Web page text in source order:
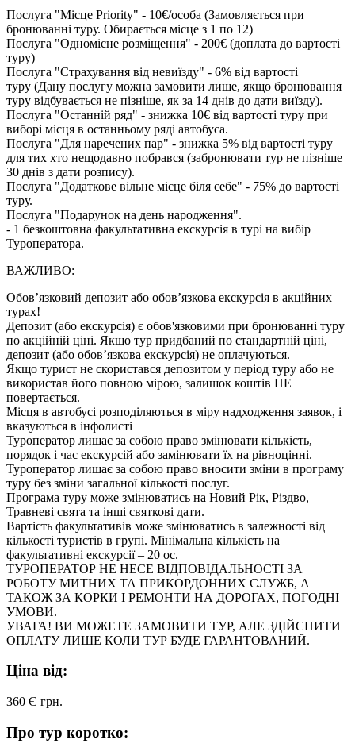
Послуга "Місце Priority" - 10€/особа (Замовляється при
бронюванні туру. Обирається місце з 1 по 12)
Послуга "Одномісне розміщення" - 200€ (доплата до вартості
туру)
Послуга "Страхування від невиїзду" - 6% від вартості
туру (Дану послугу можна замовити лише, якщо бронювання
туру відбувається не пізніше, як за 14 днів до дати виїзду).
Послуга "Останній ряд" - знижка 10€ від вартості туру при
виборі місця в останньому ряді автобуса.
Послуга "Для наречених пар" - знижка 5% від вартості туру
для тих хто нещодавно побрався (забронювати тур не пізніше
30 днів з дати розпису).
Послуга "Додаткове вільне місце біля себе" - 75% до вартості
туру.
Послуга "Подарунок на день народження".
- 1 безкоштовна факультативна екскурсія в турі на вибір
Туроператора.
ВАЖЛИВО:
Обов’язковий депозит або обов’язкова екскурсія в акційних
турах!
Депозит (або екскурсія) є обов'язковими при бронюванні туру
по акційній ціні. Якщо тур придбаний по стандартній ціні,
депозит (або обов’язкова екскурсія) не оплачуються.
Якщо турист не скористався депозитом у період туру або не
використав його повною мірою, залишок коштів НЕ
повертається.
Місця в автобусі розподіляються в міру надходження заявок, і
вказуються в інфолисті
Туроператор лишає за собою право змінювати кількість,
порядок і час екскурсій або замінювати їх на рівноцінні.
Туроператор лишає за собою право вносити зміни в програму
туру без зміни загальної кількості послуг.
Програма туру може змінюватись на Новий Рік, Різдво,
Травневі свята та інші святкові дати.
Вартість факультативів може змінюватись в залежності від
кількості туристів в групі. Мінімальна кількість на
факультативні екскурсії – 20 ос.
ТУРОПЕРАТОР НЕ НЕСЕ ВІДПОВІДАЛЬНОСТІ ЗА
РОБОТУ МИТНИХ ТА ПРИКОРДОННИХ СЛУЖБ, А
ТАКОЖ ЗА КОРКИ І РЕМОНТИ НА ДОРОГАХ, ПОГОДНІ
УМОВИ.
УВАГА! ВИ МОЖЕТЕ ЗАМОВИТИ ТУР, АЛЕ ЗДІЙСНИТИ
ОПЛАТУ ЛИШЕ КОЛИ ТУР БУДЕ ГАРАНТОВАНИЙ.
Ціна від:
360 Є грн.
Про тур коротко: